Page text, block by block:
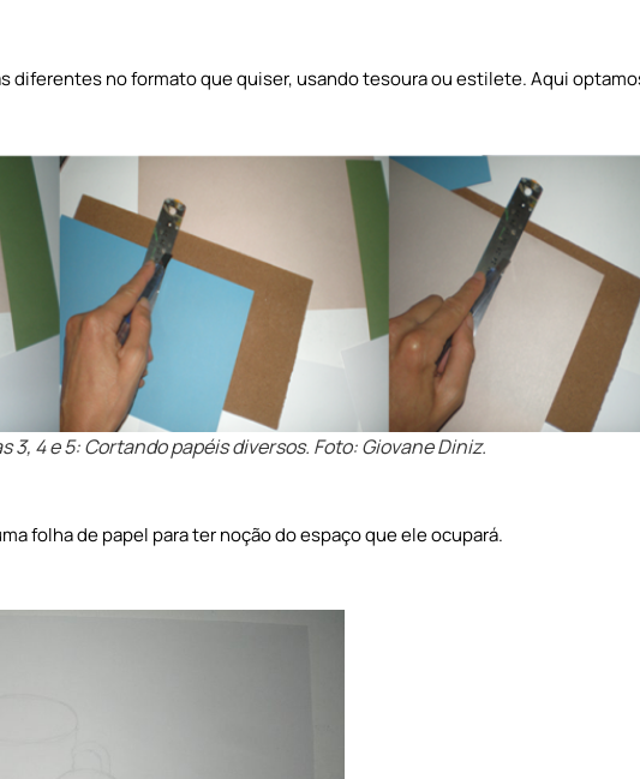
diferentes no formato que quiser, usando tesoura ou estilete. Aqui
3, 4 e 5: Cortando papéis diversos. Foto: Giovane Diniz.
folha de papel para ter noção do espaço que ele ocupará.